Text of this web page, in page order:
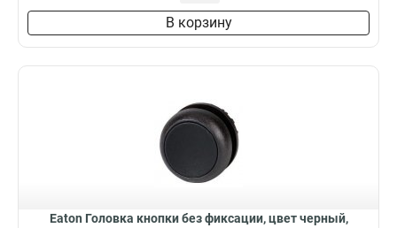
В корзину
Eaton Головка кнопки без фиксации, цвет черный,